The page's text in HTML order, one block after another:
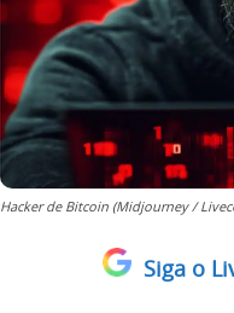
Hacker de Bitcoin (Midjourney /
Siga o